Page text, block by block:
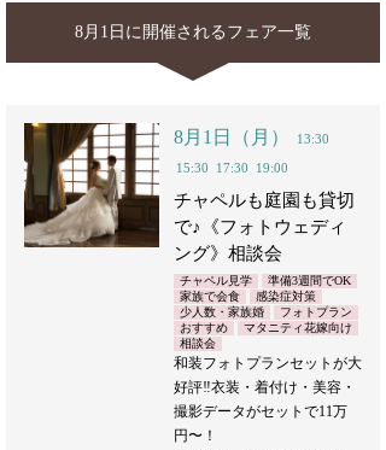
8月1日に開催されるフェア一覧
8月1日（月）
13:30
15:30
17:30 19:00
チャペルも庭園も貸切
で♪《フォトウェディ
ング》相談会
チャペル見学
準備3週間でOK
家族で会食
感染症対策
少人数・家族婚
フォトプラン
おすすめ
マタニティ花嫁向け
相談会
和装フォトプランセットが大
好評‼︎衣装・着付け・美容・
撮影データがセットで11万
円〜！